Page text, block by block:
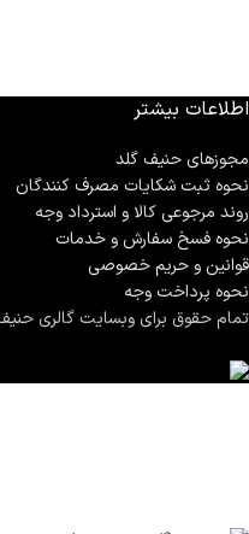
اطلاعات بیشتر
مجوزهای حنیف گلد
نحوه ثبت شكايات مصرف كنندگان
روند مرجوعی کالا و استرداد وجه
نحوه فسخ سفارش و خدمات
قوانین و حریم خصوصی
نحوه پرداخت وجه
تمام حقوق برای وبسایت گالری